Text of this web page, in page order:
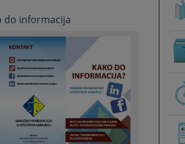
do informacija